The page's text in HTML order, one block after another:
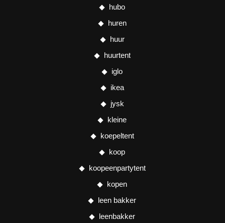
hubo
huren
huur
huurtent
iglo
ikea
jysk
kleine
koepeltent
koop
koopeenpartytent
kopen
leen bakker
leenbakker